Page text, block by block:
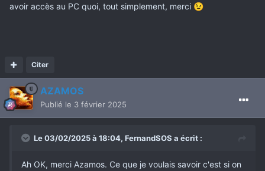
avoir accès au PC quoi, tout simplement, merci 😉
Citer
AZAMOS
Publié le 3 février 2025
Le 03/02/2025 à 18:04, FernandSOS a écrit :
Ah OK, merci Azamos. Ce que je voulais savoir c'est si on